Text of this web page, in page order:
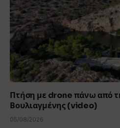
Πτήση με drone πάνω από
Βουλιαγμένης (video)
05/08/2026